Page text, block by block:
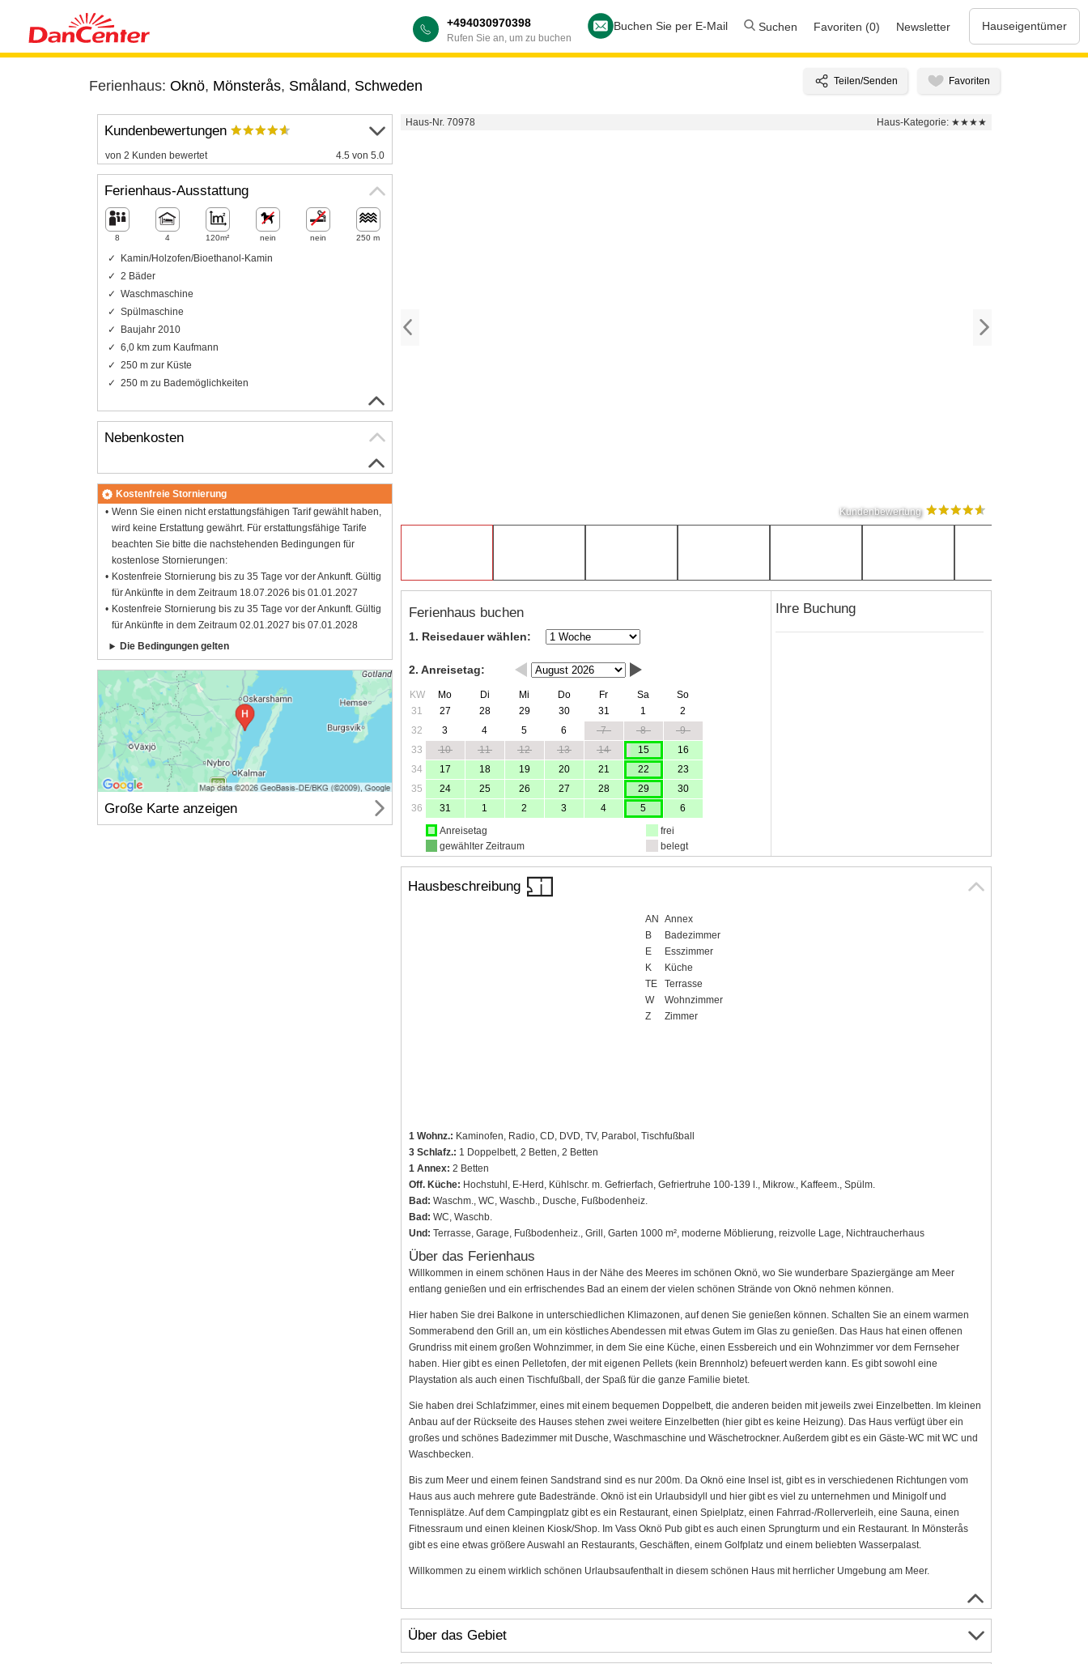
+494030970398
Rufen Sie an, um zu buchen
Buchen Sie per E-Mail Suchen Favoriten (0) Newsletter Hauseigentümer
Ferienhaus: Oknö, Mönsterås, Småland, Schweden
Haus-Nr. 70978 Haus-Kategorie: ★★★★
Kundenbewertung
Ferienhaus buchen
1. Reisedauer wählen:
2. Anreisetag:
KW Mo Di Mi Do Fr Sa
So
31
27 28 29 30 31 1
2
32
3 4 5 6 7 8
9
33
10 11 12 13 14 15
16
34
17 18 19 20 21 22
23
35
24 25 26 27 28 29
30
36
31 1 2 3 4 5
6
Anreisetag
gewählter Zeitraum
frei
belegt
Ihre Buchung
Hausbeschreibung
AN
Annex
B
Badezimmer
E
Esszimmer
K
Küche
TE
Terrasse
W
Wohnzimmer
Z
Zimmer
1 Wohnz.: Kaminofen, Radio, CD, DVD, TV, Parabol, Tischfußball
3 Schlafz.: 1 Doppelbett, 2 Betten, 2 Betten
1 Annex: 2 Betten
Off. Küche: Hochstuhl, E-Herd, Kühlschr. m. Gefrierfach, Gefriertruhe 100-139 l., Mikrow., Kaffeem., Spülm.
Bad: Waschm., WC, Waschb., Dusche, Fußbodenheiz.
Bad: WC, Waschb.
Und: Terrasse, Garage, Fußbodenheiz., Grill, Garten 1000 m², moderne Möblierung, reizvolle Lage, Nichtraucherhaus
Über das Ferienhaus
Willkommen in einem schönen Haus in der Nähe des Meeres im schönen Oknö, wo Sie wunderbare Spaziergänge am Meer
entlang genießen und ein erfrischendes Bad an einem der vielen schönen Strände von Oknö nehmen können.
Hier haben Sie drei Balkone in unterschiedlichen Klimazonen, auf denen Sie genießen können. Schalten Sie an einem warmen
Sommerabend den Grill an, um ein köstliches Abendessen mit etwas Gutem im Glas zu genießen. Das Haus hat einen offenen
Grundriss mit einem großen Wohnzimmer, in dem Sie eine Küche, einen Essbereich und ein Wohnzimmer vor dem Fernseher
haben. Hier gibt es einen Pelletofen, der mit eigenen Pellets (kein Brennholz) befeuert werden kann. Es gibt sowohl eine
Playstation als auch einen Tischfußball, der Spaß für die ganze Familie bietet.
Sie haben drei Schlafzimmer, eines mit einem bequemen Doppelbett, die anderen beiden mit jeweils zwei Einzelbetten. Im kleinen
Anbau auf der Rückseite des Hauses stehen zwei weitere Einzelbetten (hier gibt es keine Heizung). Das Haus verfügt über ein
großes und schönes Badezimmer mit Dusche, Waschmaschine und Wäschetrockner. Außerdem gibt es ein Gäste-WC mit WC und
Waschbecken.
Bis zum Meer und einem feinen Sandstrand sind es nur 200m. Da Oknö eine Insel ist, gibt es in verschiedenen Richtungen vom
Haus aus auch mehrere gute Badestrände. Oknö ist ein Urlaubsidyll und hier gibt es viel zu unternehmen und Minigolf und
Tennisplätze. Auf dem Campingplatz gibt es ein Restaurant, einen Spielplatz, einen Fahrrad-/Rollerverleih, eine Sauna, einen
Fitnessraum und einen kleinen Kiosk/Shop. Im Vass Oknö Pub gibt es auch einen Sprungturm und ein Restaurant. In Mönsterås
gibt es eine etwas größere Auswahl an Restaurants, Geschäften, einem Golfplatz und einem beliebten Wasserpalast.
Willkommen zu einem wirklich schönen Urlaubsaufenthalt in diesem schönen Haus mit herrlicher Umgebung am Meer.
Über das Gebiet
Kundenbewertungen
von 2 Kunden bewertet 4.5 von 5.0
Ferienhaus-Ausstattung
8 4 120m² nein nein 250 m
Kamin/Holzofen/Bioethanol-Kamin
2 Bäder
Waschmaschine
Spülmaschine
Baujahr 2010
6,0 km zum Kaufmann
250 m zur Küste
250 m zu Bademöglichkeiten
Nebenkosten
Kostenfreie Stornierung
Wenn Sie einen nicht erstattungsfähigen Tarif gewählt haben,
wird keine Erstattung gewährt. Für erstattungsfähige Tarife
beachten Sie bitte die nachstehenden Bedingungen für
kostenlose Stornierungen:
Kostenfreie Stornierung bis zu 35 Tage vor der Ankunft. Gültig
für Ankünfte in dem Zeitraum 18.07.2026 bis 01.01.2027
Kostenfreie Stornierung bis zu 35 Tage vor der Ankunft. Gültig
für Ankünfte in dem Zeitraum 02.01.2027 bis 07.01.2028
Die Bedingungen gelten
Große Karte anzeigen